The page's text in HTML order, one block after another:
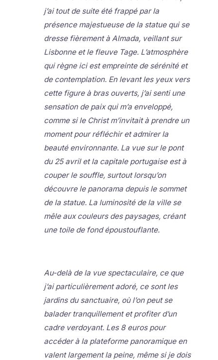
j’ai tout de suite été frappé par la
présence majestueuse de la statue qui se
dresse fièrement à Almada, veillant sur
Lisbonne et le fleuve Tage. L’atmosphère
qui règne ici est empreinte de sérénité et
de contemplation. En levant les yeux vers
cette figure à bras ouverts, j’ai senti une
sensation de paix qui m’a enveloppé,
comme si le Christ m’invitait à prendre un
moment pour réfléchir et admirer la
beauté environnante. La vue sur le pont
du 25 avril et la capitale portugaise est à
couper le souffle, surtout lorsqu’on
découvre le panorama depuis le sommet
de la statue. La luminosité de la ville se
mêle aux couleurs des paysages, créant
une toile de fond époustouflante.
Au-delà de la vue spectaculaire, ce que
j’ai particulièrement adoré, ce sont les
jardins du sanctuaire, où l’on peut se
balader tranquillement et profiter d’un
cadre verdoyant. Les 8 euros pour
accéder à la plateforme panoramique en
valent largement la peine, même si je dois